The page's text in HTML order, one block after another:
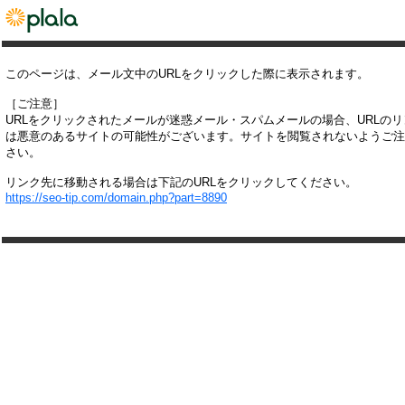
このページは、メール文中のURLをクリックした際に表示されます。
［ご注意］
URLをクリックされたメールが迷惑メール・スパムメールの場合、URLの
は悪意のあるサイトの可能性がございます。サイトを閲覧されないようご
さい。
リンク先に移動される場合は下記のURLをクリックしてください。
https://seo-tip.com/domain.php?part=8890